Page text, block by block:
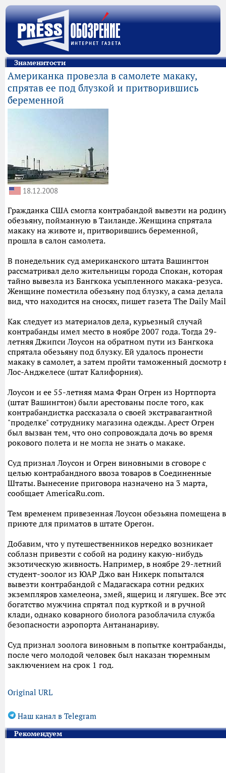
Знаменитости
Американка провезла в самолете макаку,
спрятав ее под блузкой и притворившись
беременной
18.12.2008
Гражданка США смогла контрабандой вывезти на
обезьяну, пойманную в Таиланде. Женщина спрятала
макаку на животе и, притворившись беременной,
прошла в салон самолета.
В понедельник суд американского штата Вашингтон
рассматривал дело жительницы города Спокан, которая
тайно вывезла из Бангкока усыпленного макака-резуса.
Женщине поместила обезьяну под блузку, а сама делала
вид, что находится на сносях, пишет газета The Daily
Как следует из материалов дела, курьезный случай
контрабанды имел место в ноябре 2007 года. Тогда 29-
летняя Джипси Лоусон на обратном пути из Бангкока
спрятала обезьяну под блузку. Ей удалось пронести
макаку в самолет, а затем пройти таможенный досмотр
Лос-Анджелесе (штат Калифорния).
Лоусон и ее 55-летняя мама Фран Огрен из Нортпорта
(штат Вашингтон) были арестованы после того, как
контрабандистка рассказала о своей экстравагантной
"проделке" сотруднику магазина одежды. Арест Огрен
был вызван тем, что оно сопровождала дочь во время
рокового полета и не могла не знать о макаке.
Суд признал Лоусон и Огрен виновными в сговоре с
целью контрабандного ввоза товаров в Соединенные
Штаты. Вынесение приговора назначено на 3 марта,
сообщает AmericaRu.com.
Тем временем привезенная Лоусон обезьяна помещена в
приюте для приматов в штате Орегон.
Добавим, что у путешественников нередко возникает
соблазн привезти с собой на родину какую-нибудь
экзотическую живность. Например, в ноябре 29-летний
студент-зоолог из ЮАР Джо ван Никерк попытался
вывезти контрабандой с Мадагаскара сотни редких
экземпляров хамелеона, змей, ящериц и лягушек. Все
богатство мужчина спрятал под курткой и в ручной
клади, однако коварного биолога разоблачила служба
безопасности аэропорта Антананариву.
Суд признал зоолога виновным в попытке контрабанды,
после чего молодой человек был наказан тюремным
заключением на срок 1 год.
Original URL
Наш канал в Telegram
Рекомендуем